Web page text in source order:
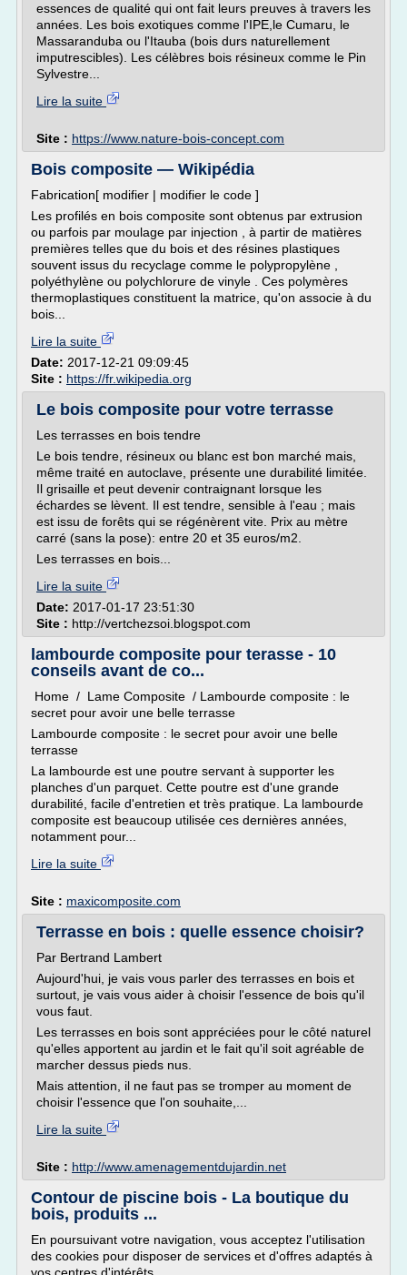
essences de qualité qui ont fait leurs preuves à travers les
années. Les bois exotiques comme l'IPE,le Cumaru, le
Massaranduba ou l'Itauba (bois durs naturellement
imputrescibles). Les célèbres bois résineux comme le Pin
Sylvestre...
Lire la suite
Site : https://www.nature-bois-concept.com
Bois composite — Wikipédia
Fabrication[ modifier | modifier le code ]
Les profilés en bois composite sont obtenus par extrusion
ou parfois par moulage par injection , à partir de matières
premières telles que du bois et des résines plastiques
souvent issus du recyclage comme le polypropylène ,
polyéthylène ou polychlorure de vinyle . Ces polymères
thermoplastiques constituent la matrice, qu'on associe à du
bois...
Lire la suite
Date: 2017-12-21 09:09:45
Site : https://fr.wikipedia.org
Le bois composite pour votre terrasse
Les terrasses en bois tendre
Le bois tendre, résineux ou blanc est bon marché mais,
même traité en autoclave, présente une durabilité limitée.
Il grisaille et peut devenir contraignant lorsque les
échardes se lèvent. Il est tendre, sensible à l'eau ; mais
est issu de forêts qui se régénèrent vite. Prix au mètre
carré (sans la pose): entre 20 et 35 euros/m2.
Les terrasses en bois...
Lire la suite
Date: 2017-01-17 23:51:30
Site : http://vertchezsoi.blogspot.com
lambourde composite pour terasse - 10
conseils avant de co...
Home / Lame Composite / Lambourde composite : le
secret pour avoir une belle terrasse
Lambourde composite : le secret pour avoir une belle
terrasse
La lambourde est une poutre servant à supporter les
planches d'un parquet. Cette poutre est d'une grande
durabilité, facile d'entretien et très pratique. La lambourde
composite est beaucoup utilisée ces dernières années,
notamment pour...
Lire la suite
Site : maxicomposite.com
Terrasse en bois : quelle essence choisir?
Par Bertrand Lambert
Aujourd'hui, je vais vous parler des terrasses en bois et
surtout, je vais vous aider à choisir l'essence de bois qu'il
vous faut.
Les terrasses en bois sont appréciées pour le côté naturel
qu'elles apportent au jardin et le fait qu'il soit agréable de
marcher dessus pieds nus.
Mais attention, il ne faut pas se tromper au moment de
choisir l'essence que l'on souhaite,...
Lire la suite
Site : http://www.amenagementdujardin.net
Contour de piscine bois - La boutique du
bois, produits ...
En poursuivant votre navigation, vous acceptez l'utilisation
des cookies pour disposer de services et d'offres adaptés à